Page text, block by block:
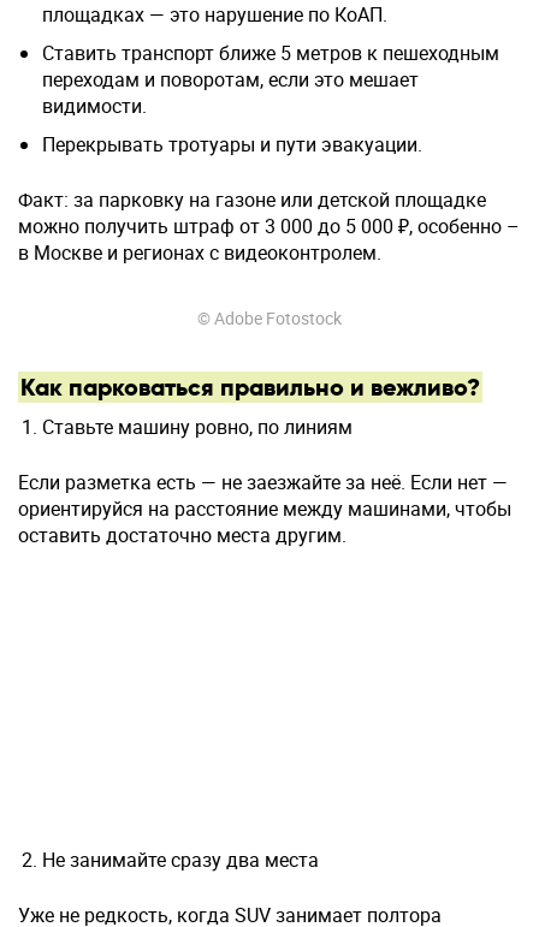
площадках — это нарушение по КоАП.
Ставить транспорт ближе 5 метров к пешеходным
переходам и поворотам, если это мешает
видимости.
Перекрывать тротуары и пути эвакуации.
Факт: за парковку на газоне или детской площадке
можно получить штраф от 3 000 до 5 000 ₽, особенно –
в Москве и регионах с видеоконтролем.
© Adobe Fotostock
Как парковаться правильно и вежливо?
Ставьте машину ровно, по линиям
Если разметка есть — не заезжайте за неё. Если нет —
ориентируйся на расстояние между машинами, чтобы
оставить достаточно места другим.
Не занимайте сразу два места
Уже не редкость, когда SUV занимает полтора